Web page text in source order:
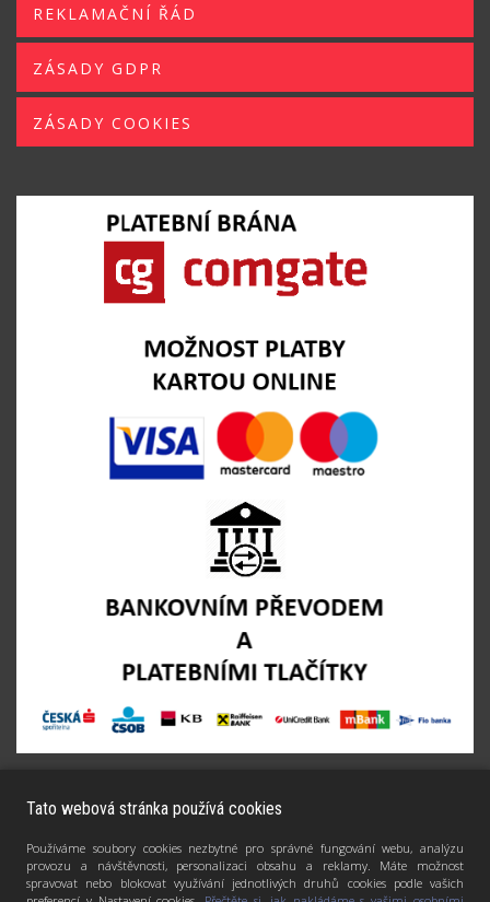
REKLAMAČNÍ ŘÁD
ZÁSADY GDPR
ZÁSADY COOKIES
Tato webová stránka používá cookies
Používáme soubory cookies nezbytné pro správné fungování webu, analýzu
provozu a návštěvnosti, personalizaci obsahu a reklamy. Máte možnost
spravovat nebo blokovat využívání jednotlivých druhů cookies podle vašich